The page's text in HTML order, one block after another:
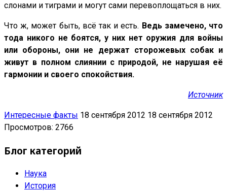
слонами и тиграми и могут сами перевоплощаться в них.
Что ж, может быть, всё так и есть. Ведь замечено, что
тода никого не боятся, у них нет оружия для войны
или обороны, они не держат сторожевых собак и
живут в полном слиянии с природой, не нарушая её
гармонии и своего спокойствия.
Источник
Интересные факты 18 сентября 2012 18 сентября 2012
Просмотров: 2766
Блог категорий
Наука
История